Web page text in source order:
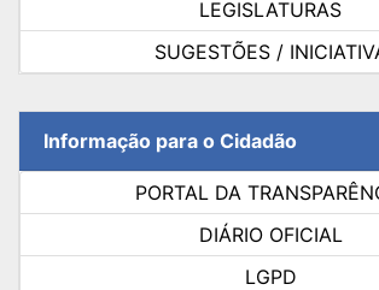
LEGISLATURAS
SUGESTÕES /
Informação para o Cidadão
PORTAL DA
DIÁRIO OFICIAL
LGPD